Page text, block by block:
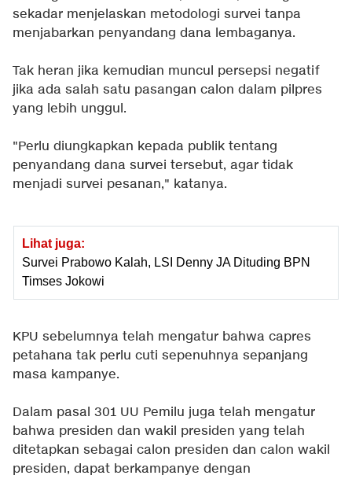
sekadar menjelaskan metodologi survei tanpa
menjabarkan penyandang dana lembaganya.
Tak heran jika kemudian muncul persepsi negatif
jika ada salah satu pasangan calon dalam pilpres
yang lebih unggul.
"Perlu diungkapkan kepada publik tentang
penyandang dana survei tersebut, agar tidak
menjadi survei pesanan," katanya.
Lihat juga:
Survei Prabowo Kalah, LSI Denny JA Dituding BPN
Timses Jokowi
KPU sebelumnya telah mengatur bahwa capres
petahana tak perlu cuti sepenuhnya sepanjang
masa kampanye.
Dalam pasal 301 UU Pemilu juga telah mengatur
bahwa presiden dan wakil presiden yang telah
ditetapkan sebagai calon presiden dan calon wakil
presiden, dapat berkampanye dengan